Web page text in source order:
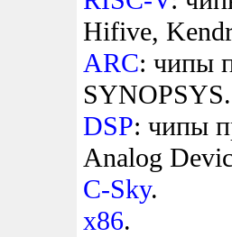
Hifive,
ARC: чипы
SYNOPSYS.
DSP: чипы
Analog
C-Sky.
x86.